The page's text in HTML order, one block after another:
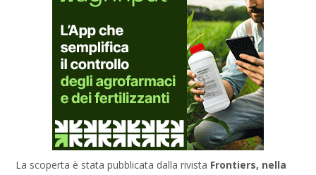
La scoperta è stata pubblicata dalla rivista Frontiers, nella